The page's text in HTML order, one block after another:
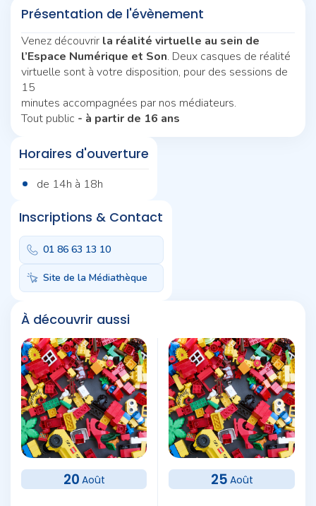
Présentation de l'évènement
Venez découvrir la réalité virtuelle au sein de
l’Espace Numérique et Son. Deux casques de réalité
virtuelle sont à votre disposition, pour des sessions de
15
minutes accompagnées par nos médiateurs.
Tout public - à partir de 16 ans
Horaires d'ouverture
de 14h à 18h
Inscriptions & Contact
01 86 63 13 10
Site de la Médiathèque
À découvrir aussi
20 Août 25 Août